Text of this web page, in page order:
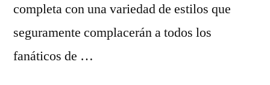
completa con una variedad de estilos que
seguramente complacerán a todos los
fanáticos de …